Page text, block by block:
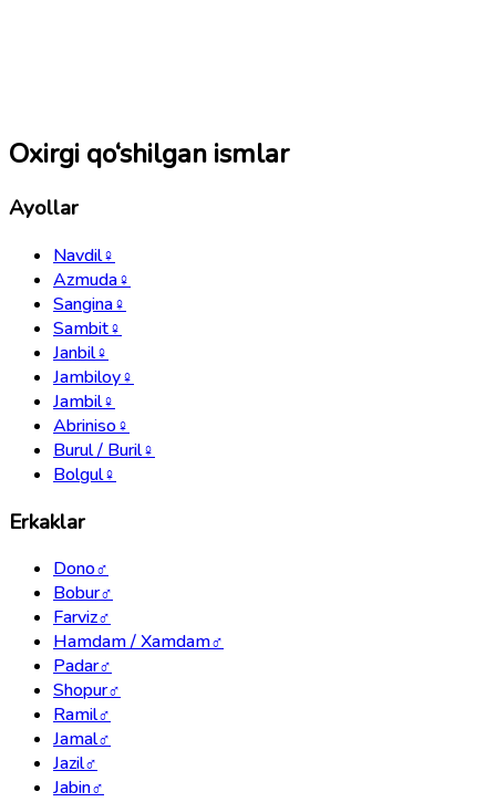
Oxirgi qo‘shilgan ismlar
Ayollar
Navdil♀
Azmuda♀
Sangina♀
Sambit♀
Janbil♀
Jambiloy♀
Jambil♀
Abriniso♀
Burul / Buril♀
Bolgul♀
Erkaklar
Dono♂
Bobur♂
Farviz♂
Hamdam / Xamdam♂
Padar♂
Shopur♂
Ramil♂
Jamal♂
Jazil♂
Jabin♂